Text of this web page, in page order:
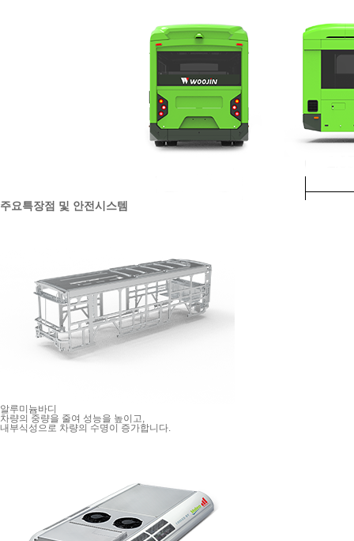
주요특장점 및 안전시스템
알루미늄바디
차량의 중량을 줄여 성능을 높이고,
내부식성으로 차량의 수명이 증가합니다.